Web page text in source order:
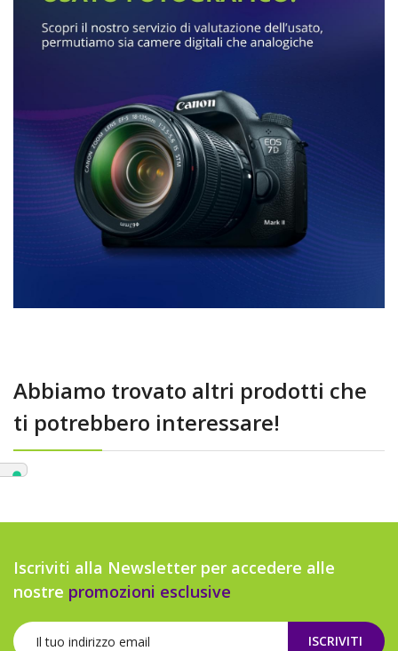
Abbiamo trovato altri prodotti che
ti potrebbero interessare!
Iscriviti alla Newsletter per accedere alle
nostre promozioni esclusive
ISCRIVITI